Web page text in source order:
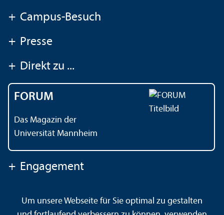
+ Campus-Besuch
+ Presse
+ Direkt zu ...
FORUM
Das Magazin der
Universität Mannheim
+ Engagement
Kontakt Impressum Datenschutz Barrierefreiheit
Um unsere Webseite für Sie optimal zu gestalten